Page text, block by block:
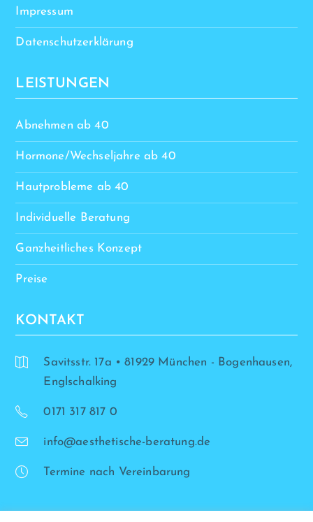
Impressum
Datenschutzerklärung
LEISTUNGEN
Abnehmen ab 40
Hormone/Wechseljahre ab 40
Hautprobleme ab 40
Individuelle Beratung
Ganzheitliches Konzept
Preise
KONTAKT
Savitsstr. 17a • 81929 München - Bogenhausen,
Englschalking
0171 317 817 0
info@aesthetische-beratung.de
Termine nach Vereinbarung